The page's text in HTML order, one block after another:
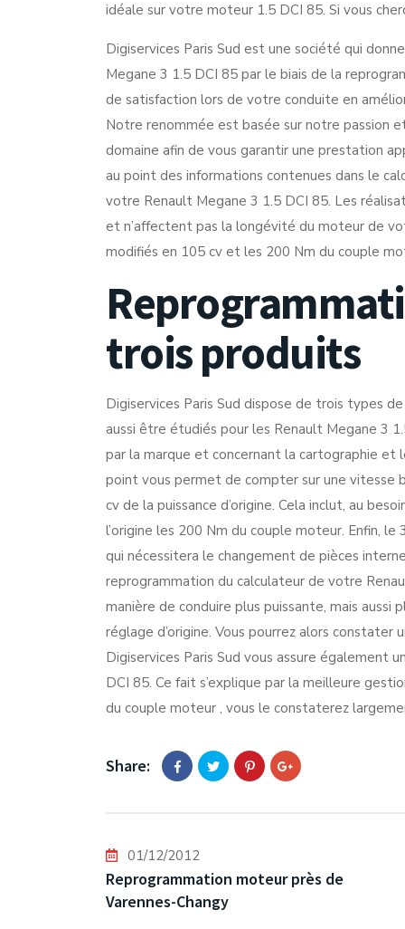
idéale sur votre moteur 1.5 DCI 85. Si vous
Digiservices Paris Sud est une société qui
Megane 3 1.5 DCI 85 par le biais de la
de satisfaction lors de votre conduite en
Notre renommée est basée sur notre passion
domaine afin de vous garantir une prestation
au point des informations contenues dans le
votre Renault Megane 3 1.5 DCI 85. Les
et n’affectent pas la longévité du moteur de
modifiés en 105 cv et les 200 Nm du couple
trois produits
Digiservices Paris Sud dispose de trois types
aussi être étudiés pour les Renault Megane 3
par la marque et concernant la cartographie
point vous permet de compter sur une vitesse
cv de la puissance d’origine. Cela inclut, au
l’origine les 200 Nm du couple moteur. Enfin,
qui nécessitera le changement de pièces
reprogrammation du calculateur de votre
manière de conduire plus puissante, mais
réglage d’origine. Vous pourrez alors
Digiservices Paris Sud vous assure également
DCI 85. Ce fait s’explique par la meilleure
du couple moteur , vous le constaterez
Share:
01/12/2012
Reprogrammation moteur près de
Varennes-Changy